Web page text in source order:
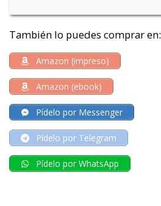
También lo puedes comprar en:
Amazon (impreso)
Amazon (ebook)
Pídelo por Messenger
Pídelo por Telegram
Pídelo por WhatsApp